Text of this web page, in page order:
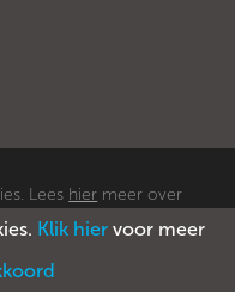
Klik hier voor meer
Lees hier meer over
Privacy policy